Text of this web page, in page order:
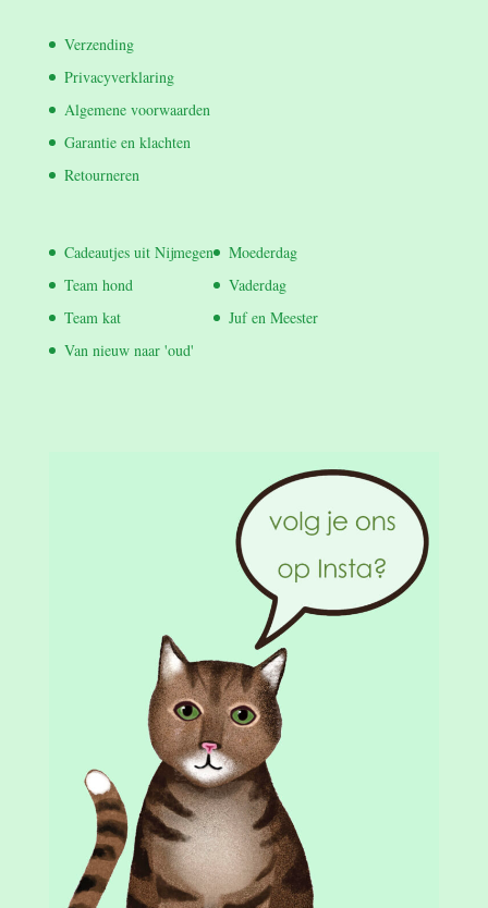
Verzending
Privacyverklaring
Algemene voorwaarden
Garantie en klachten
Retourneren
Cadeautjes uit Nijmegen
Team hond
Team kat
Van nieuw naar 'oud'
Moederdag
Vaderdag
Juf en Meester